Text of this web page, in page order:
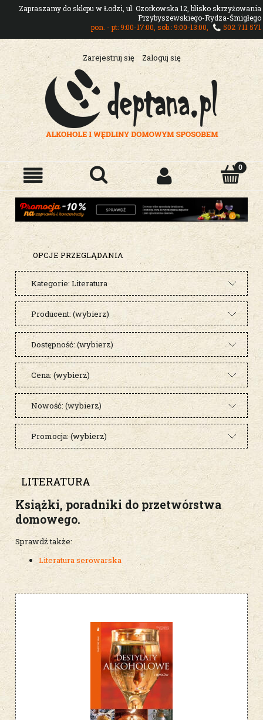
Zapraszamy do sklepu w Łodzi, ul. Ozorkowska 12, blisko skrzyżowania
Przybyszewskiego-Rydza-Śmigłego
pon. - pt: 9:00-17:00, sob.: 9:00-13:00,
502 711 571
Zarejestruj się Zaloguj się
OPCJE PRZEGLĄDANIA
Kategorie: Literatura
Producent: (wybierz)
Dostępność: (wybierz)
Cena: (wybierz)
Nowość: (wybierz)
Promocja: (wybierz)
LITERATURA
Książki, poradniki do przetwórstwa
domowego.
Sprawdź także:
Literatura serowarska